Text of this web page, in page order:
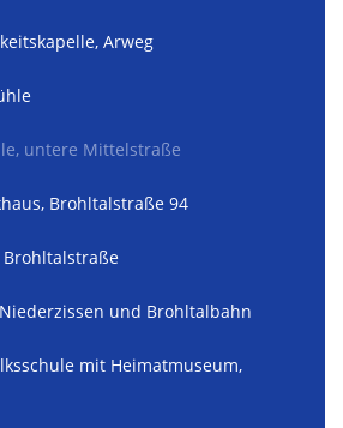
Arweg
untere Mittelstraße
Brohltalstraße 94
Brohltalstraße
und Brohltalbahn
mit Heimatmuseum,